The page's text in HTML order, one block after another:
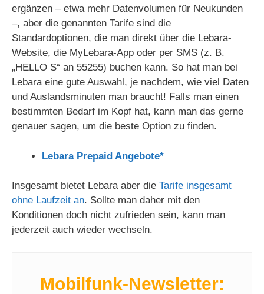
ergänzen – etwa mehr Datenvolumen für Neukunden
–, aber die genannten Tarife sind die
Standardoptionen, die man direkt über die Lebara-
Website, die MyLebara-App oder per SMS (z. B.
„HELLO S“ an 55255) buchen kann. So hat man bei
Lebara eine gute Auswahl, je nachdem, wie viel Daten
und Auslandsminuten man braucht! Falls man einen
bestimmten Bedarf im Kopf hat, kann man das gerne
genauer sagen, um die beste Option zu finden.
Lebara Prepaid Angebote*
Insgesamt bietet Lebara aber die Tarife insgesamt
ohne Laufzeit an. Sollte man daher mit den
Konditionen doch nicht zufrieden sein, kann man
jederzeit auch wieder wechseln.
Mobilfunk-Newsletter: